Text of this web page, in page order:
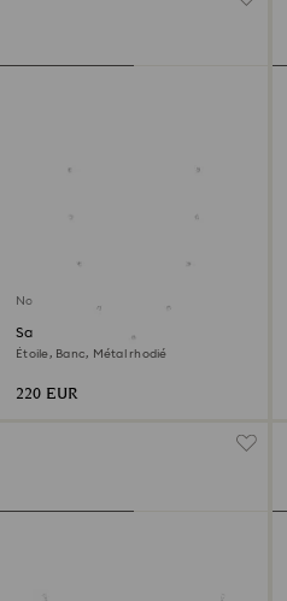
Nouveau
Sautoir Chroma
Étoile, Banc, Métal rhodié
220 EUR